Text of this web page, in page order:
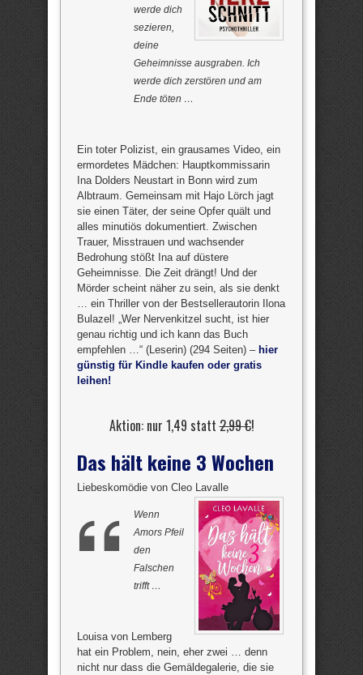
werde dich
sezieren,
deine
Geheimnisse ausgraben. Ich
werde dich zerstören und am
Ende töten …
Ein toter Polizist, ein grausames Video, ein
ermordetes Mädchen: Hauptkommissarin
Ina Dolders Neustart in Bonn wird zum
Albtraum. Gemeinsam mit Hajo Lörch jagt
sie einen Täter, der seine Opfer quält und
alles minutiös dokumentiert. Zwischen
Trauer, Misstrauen und wachsender
Bedrohung stößt Ina auf düstere
Geheimnisse. Die Zeit drängt! Und der
Mörder scheint näher zu sein, als sie denkt
… ein Thriller von der Bestsellerautorin Ilona
Bulazel! „Wer Nervenkitzel sucht, ist hier
genau richtig und ich kann das Buch
empfehlen …“ (Leserin) (294 Seiten) – hier
günstig für Kindle kaufen oder gratis
leihen!
Aktion: nur 1,49 statt2,99 €!
Das hält keine 3 Wochen
Liebeskomödie von Cleo Lavalle
Wenn
Amors Pfeil
den
Falschen
trifft …
Louisa von Lemberg
hat ein Problem, nein, eher zwei … denn
nicht nur dass die Gemäldegalerie, die sie